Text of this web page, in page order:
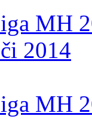
MH
2014
MH